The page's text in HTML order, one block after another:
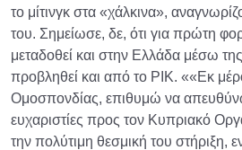
το μίτινγκ στα «χάλκινα»,
του. Σημείωσε, δε, ότι για πρώτη
μεταδοθεί και στην Ελλάδα μέσω
προβληθεί και από το ΡΙΚ. ««Εκ
Ομοσπονδίας, επιθυμώ να
ευχαριστίες προς τον Κυπριακό
την πολύτιμη θεσμική του στήριξη,